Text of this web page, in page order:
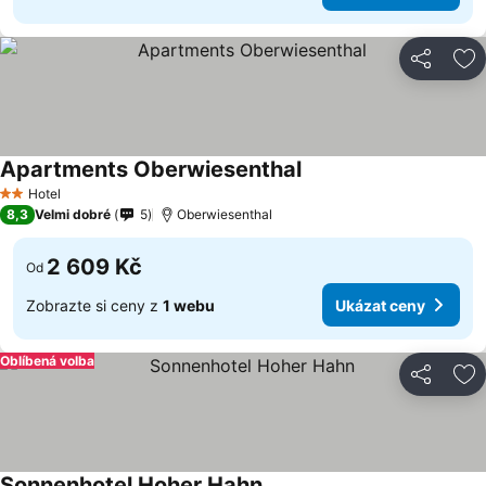
Sdílet
2 Počet hvězdiček
Hotel
Apartments OberwiesenthalUkázat ceny
8,3 Velmi dobré 5 Oberwiesenthal
Od 2 609 Kč
Zobrazte si ceny z 1 webu Ukázat ceny
Sdílet
Oblíbená volba